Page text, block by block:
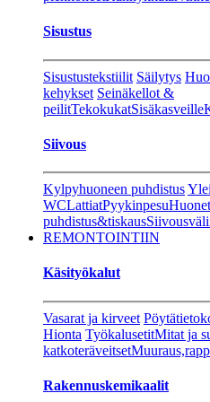
Sisustus
Sisustustekstiilit Säilytys
kehykset Seinäkellot &
peilitTekokukatSisäkasveille
Siivous
Kylpyhuoneen puhdistus
WCLattiatPyykinpesu
puhdistus&tiskaus
REMONTOINTIIN
Käsityökalut
Vasarat ja kirveet
Hionta TyökalusetitMitat ja
katkoteräveitset
Rakennuskemikaalit